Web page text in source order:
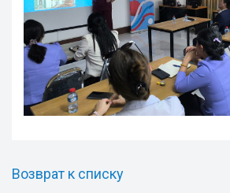
Возврат к списку